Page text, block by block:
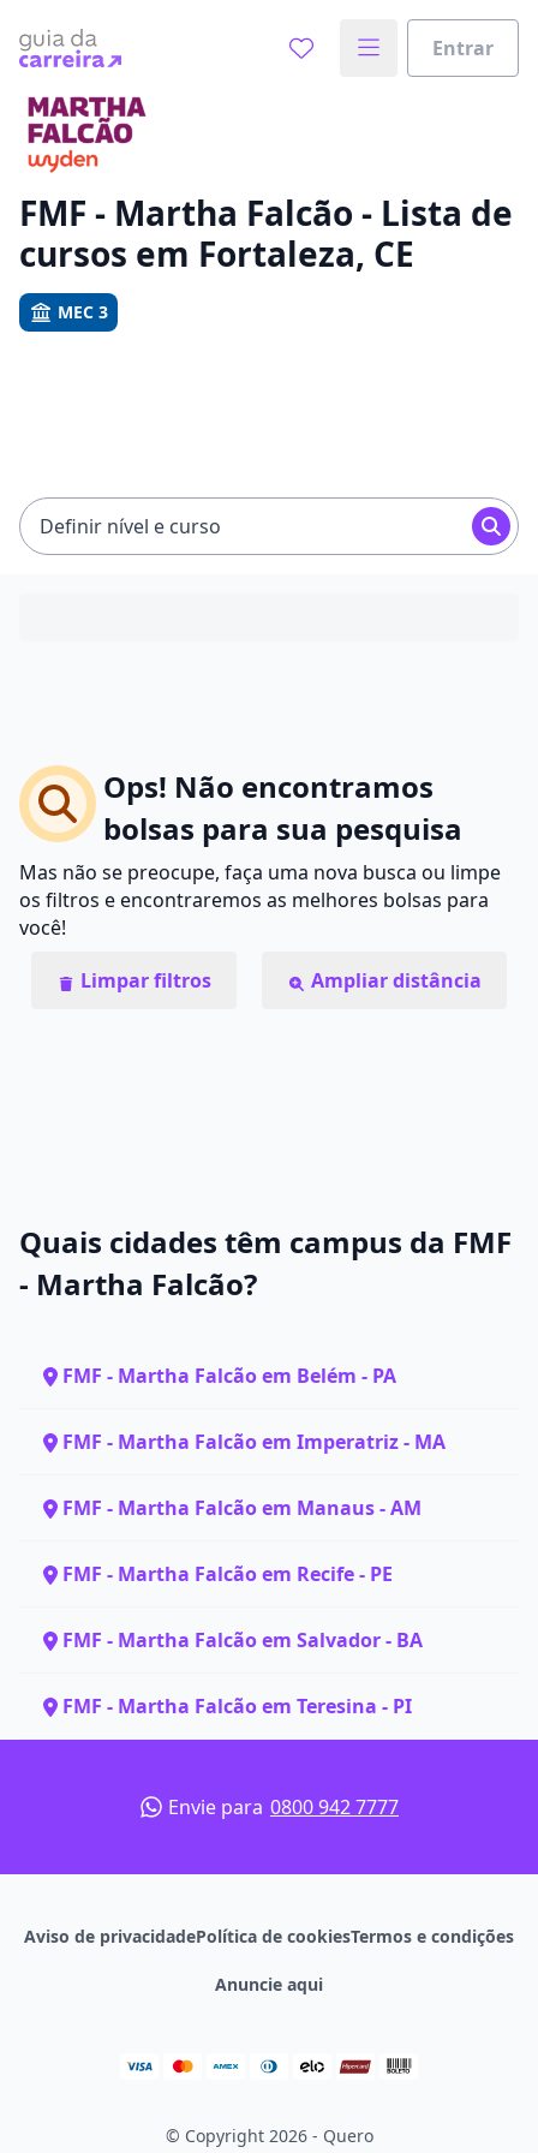
Entrar
Vamos te guiar no caminho ideal para seus estudos
FMF - Martha Falcão - Lista de
cursos em Fortaleza, CE
MEC 3
Definir nível e curso
Ops! Não encontramos
bolsas para sua pesquisa
Mas não se preocupe, faça uma nova busca ou limpe
os filtros e encontraremos as melhores bolsas para
você!
Limpar filtros
Ampliar distância
Quais cidades têm campus da FMF
- Martha Falcão?
FMF - Martha Falcão em Belém - PA
FMF - Martha Falcão em Imperatriz - MA
FMF - Martha Falcão em Manaus - AM
FMF - Martha Falcão em Recife - PE
FMF - Martha Falcão em Salvador - BA
FMF - Martha Falcão em Teresina - PI
Envie para 0800 942 7777
Aviso de privacidadePolítica de cookiesTermos e condições
Anuncie aqui
© Copyright 2026 - Quero